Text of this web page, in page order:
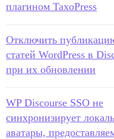
плагином TaxoPress
Отключить
статей WordPress в
при их обновлении
WP Discourse SSO не
синхронизирует
аватары,